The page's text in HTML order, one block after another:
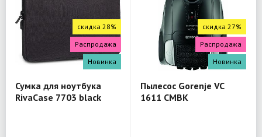
скидка 28%
Распродажа
Новинка
Сумка для ноутбука
RivaCase 7703 black
скидка 27%
Распродажа
Новинка
Пылесос Gorenje VC
1611 CMBK